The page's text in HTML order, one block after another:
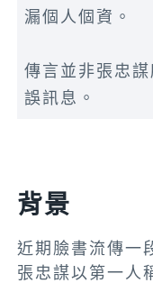
漏個人個資。
傳言並非張忠
誤訊息。
背景
近期臉書流傳一
張忠謀以第一人